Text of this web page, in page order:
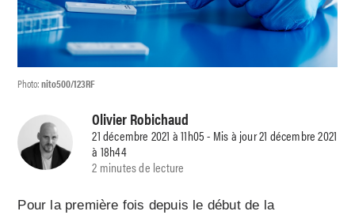
Photo:nito500/123RF
Olivier Robichaud
21 décembre 2021 à 11h05 - Mis à jour 21 décembre 2021
à 18h44
2 minutes de lecture
Pour la première fois depuis le début de la